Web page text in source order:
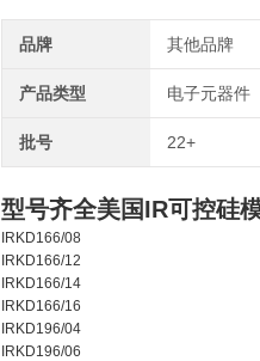
品牌 其他品牌
产品类型 电子元器件
批号 22+
型号齐全美国IR可控硅
IRKD166/08
IRKD166/12
IRKD166/14
IRKD166/16
IRKD196/04
IRKD196/06